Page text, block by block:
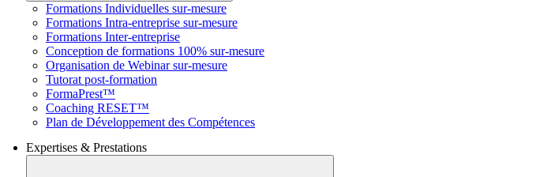
Formations Individuelles sur-mesure
Formations Intra-entreprise sur-mesure
Formations Inter-entreprise
Conception de formations 100% sur-mesure
Organisation de Webinar sur-mesure
Tutorat post-formation
FormaPrest™
Coaching RESET™
Plan de Développement des Compétences
Expertises & Prestations